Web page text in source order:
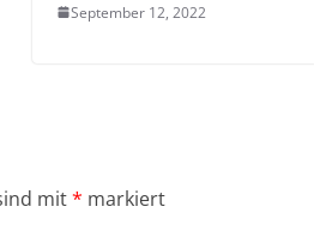
September 12, 2022
mit* markiert